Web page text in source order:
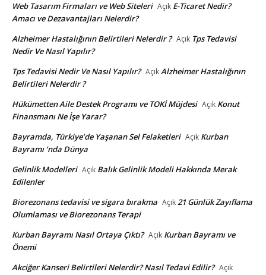
Web Tasarım Firmaları ve Web Siteleri Açık E-Ticaret Nedir?
Amacı ve Dezavantajları Nelerdir?
Alzheimer Hastalığının Belirtileri Nelerdir ? Açık Tps Tedavisi
Nedir Ve Nasıl Yapılır?
Tps Tedavisi Nedir Ve Nasıl Yapılır? AçıkAlzheimer Hastalığının
Belirtileri Nelerdir ?
Hükümetten Aile Destek Programı ve TOKİ Müjdesi Açık Konut
Finansmanı Ne İşe Yarar?
Bayramda, Türkiye’de Yaşanan Sel Felaketleri Açık Kurban
Bayramı ’nda Dünya
Gelinlik Modelleri Açık Balık Gelinlik Modeli Hakkında Merak
Edilenler
Biorezonans tedavisi ve sigara bırakma Açık21 Günlük Zayıflama
Olumlaması ve Biorezonans Terapi
Kurban Bayramı Nasıl Ortaya Çıktı? Açık Kurban Bayramı ve
Önemi
Akciğer Kanseri Belirtileri Nelerdir? Nasıl Tedavi Edilir? Açık